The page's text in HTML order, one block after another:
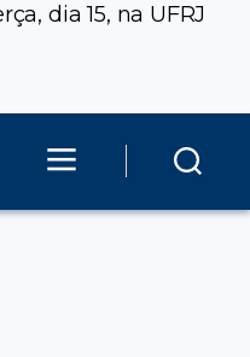
dia 15, na UFRJ